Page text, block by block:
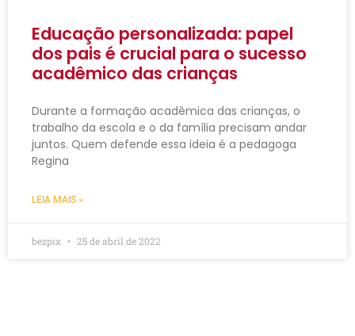
Educação personalizada: papel
dos pais é crucial para o sucesso
acadêmico das crianças
Durante a formação acadêmica das crianças, o
trabalho da escola e o da família precisam andar
juntos. Quem defende essa ideia é a pedagoga
Regina
LEIA MAIS »
bezpix 25 de abril de 2022